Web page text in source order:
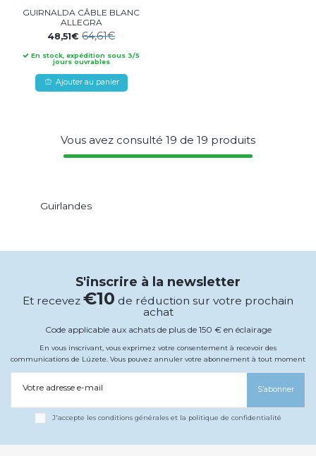
GUIRNALDA CÂBLE BLANC
ALLEGRA
48,51€64,61€
En stock, expédition sous 3/5
jours ouvrables
Ajouter au panier
Vous avez consulté 19 de 19 produits
Guirlandes
S'inscrire à la newsletter
Et recevez €10 de réduction sur votre prochain
achat
Code applicable aux achats de plus de 150 € en éclairage
En vous inscrivant, vous exprimez votre consentement à recevoir des
communications de Lúzete. Vous pouvez annuler votre abonnement à tout moment
Votre adresse e-mail S’abonner
J'accepte les conditions générales et la politique de confidentialité